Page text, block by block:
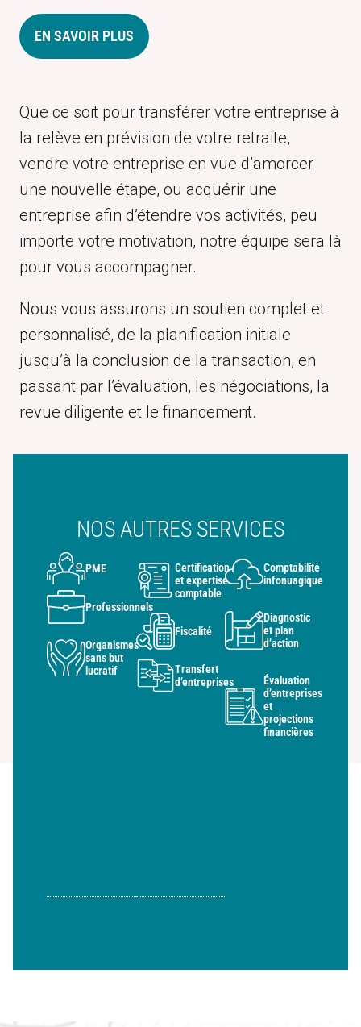
EN SAVOIR PLUS
Que ce soit pour transférer votre entreprise à
la relève en prévision de votre retraite,
vendre votre entreprise en vue d’amorcer
une nouvelle étape, ou acquérir une
entreprise afin d’étendre vos activités, peu
importe votre motivation, notre équipe sera là
pour vous accompagner.
Nous vous assurons un soutien complet et
personnalisé, de la planification initiale
jusqu’à la conclusion de la transaction, en
passant par l’évaluation, les négociations, la
revue diligente et le financement.
NOS AUTRES SERVICES
PME
Professionnels
Organismes
sans but
lucratif
Certification
et expertise
comptable
Fiscalité
Transfert
d’entreprises
Comptabilité
infonuagique
Diagnostic
et plan
d’action
Évaluation
d’entreprises
et
projections
financières